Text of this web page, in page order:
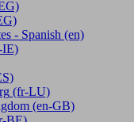
- Spanish (en)
IE)
(fr-LU)
(en-GB)